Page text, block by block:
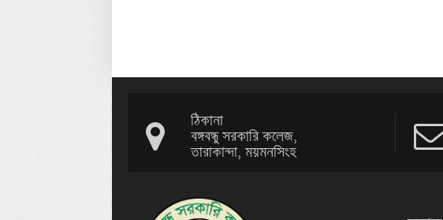
ঠিকানা
বঙ্গবন্ধু সরকারি কলেজ,
তারাকান্দা, ময়মনসিংহ